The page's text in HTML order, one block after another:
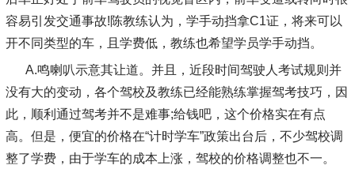
容易引发交通事故!陈教练认为，学手动挡拿C1证，将来可以
开不同类型的车，且学费低，教练也希望学员学手动挡。
A.鸣喇叭示意其让道。并且，近段时间驾驶人考试规则并
没有大的变动，各个驾校及教练已经能熟练掌握驾考技巧，因
此，顺利通过驾考并不是难事;给钱吧，这个价格实在有点
高。但是，便宜的价格在“计时学车”政策出台后，不少驾校调
整了学费，由于学车的成本上涨，驾校的价格调整也不一。